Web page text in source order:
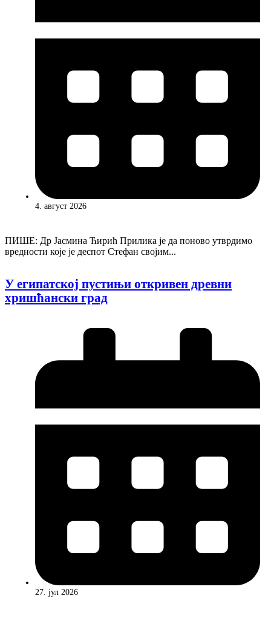
4. август 2026
ПИШЕ: Др Јасмина Ћирић Прилика је да поново утврдимо
вредности које је деспот Стефан својим...
У египатској пустињи откривен древни
хришћански град
27. јул 2026